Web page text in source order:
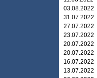
03.08.2022
31.07.2022
27.07.2022
23.07.2022
20.07.2022
20.07.2022
16.07.2022
13.07.2022